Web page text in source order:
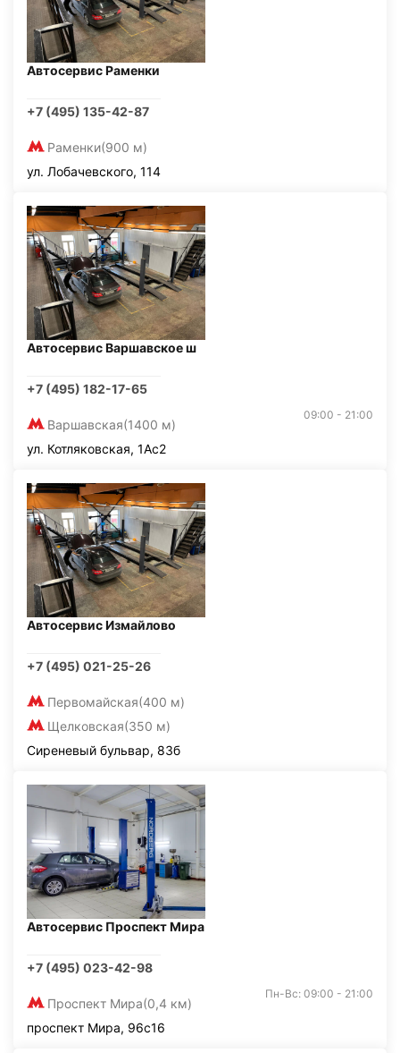
Автосервис Раменки
+7 (495) 135-42-87
Раменки(900 м)
ул. Лобачевского, 114
Автосервис Варшавское ш
+7 (495) 182-17-65
Варшавская(1400 м)
09:00 - 21:00
ул. Котляковская, 1Ас2
Автосервис Измайлово
+7 (495) 021-25-26
Первомайская(400 м)
Щелковская(350 м)
Сиреневый бульвар, 83б
Автосервис Проспект Мира
+7 (495) 023-42-98
Проспект Мира(0,4 км)
Пн-Вс: 09:00 - 21:00
проспект Мира, 96с16